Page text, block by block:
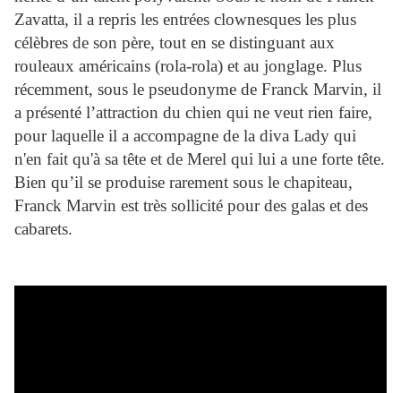
Zavatta, il a repris les entrées clownesques les plus
célèbres de son père, tout en se distinguant aux
rouleaux américains (rola-rola) et au jonglage. Plus
récemment, sous le pseudonyme de Franck Marvin, il
a présenté l’attraction du chien qui ne veut rien faire,
pour laquelle il a accompagne de la diva Lady qui
n'en fait qu'à sa tête et de Merel qui lui a une forte tête.
Bien qu’il se produise rarement sous le chapiteau,
Franck Marvin est très sollicité pour des galas et des
cabarets.